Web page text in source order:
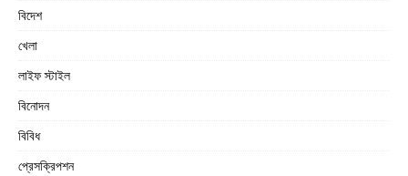
বিদেশ
খেলা
লাইফ স্টাইল
বিনোদন
বিবিধ
প্রেসক্রিপশন